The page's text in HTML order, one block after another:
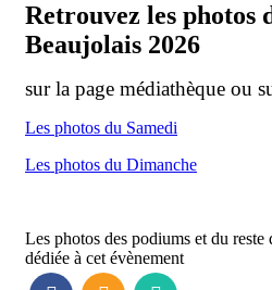
Retrouvez les photos
Beaujolais 2026
sur la page médiathèque ou
Les photos du Samedi
Les photos du Dimanche
Les photos des podiums et du
dédiée à cet évènement